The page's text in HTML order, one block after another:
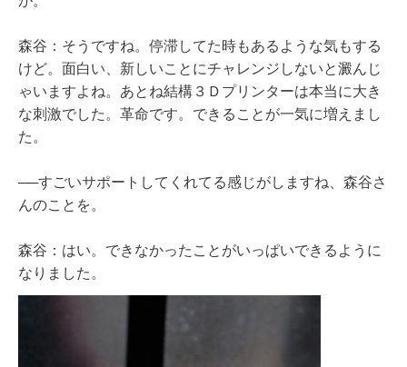
森谷：そうですね。停滞してた時もあるような気もする
けど。面白い、新しいことにチャレンジしないと澱んじ
ゃいますよね。あとね結構３Ｄプリンターは本当に大き
な刺激でした。革命です。できることが一気に増えまし
た。
──すごいサポートしてくれてる感じがしますね、森谷さ
んのことを。
森谷：はい。できなかったことがいっぱいできるように
なりました。